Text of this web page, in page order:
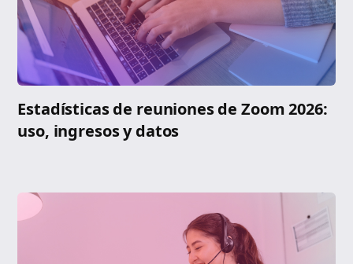
Estadísticas de reuniones de Zoom 2026:
uso, ingresos y datos